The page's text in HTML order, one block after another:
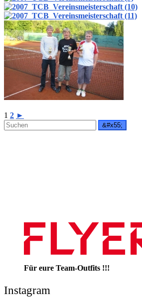
1 2 ►
Für eure Team-Outfits !!!
Instagram